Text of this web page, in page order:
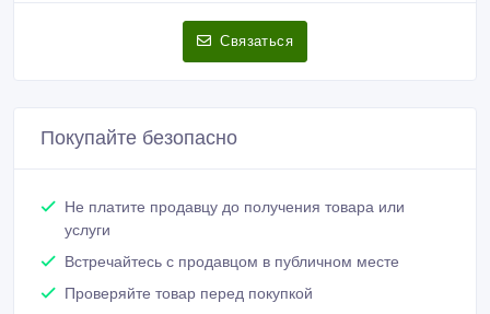
Связаться
Покупайте безопасно
Не платите продавцу до получения товара или
услуги
Встречайтесь с продавцом в публичном месте
Проверяйте товар перед покупкой